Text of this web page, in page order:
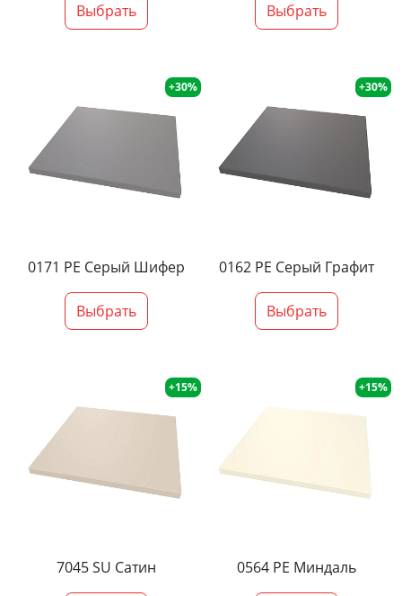
Выбрать Выбрать
+30%
0171 PE Серый Шифер
Выбрать
+30%
0162 PE Серый Графит
Выбрать
+15%
7045 SU Сатин
+15%
0564 PE Миндаль